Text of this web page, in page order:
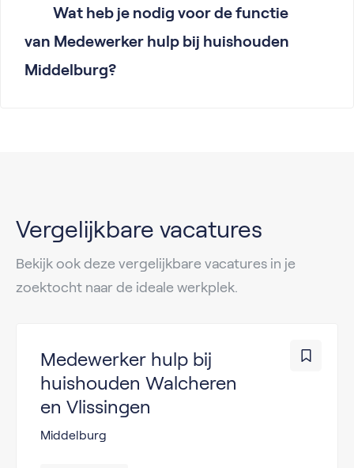
Wat heb je nodig voor de functie
van Medewerker hulp bij huishouden
Middelburg?
Vergelijkbare vacatures
Bekijk ook deze vergelijkbare vacatures in je
zoektocht naar de ideale werkplek.
Medewerker hulp bij
huishouden Walcheren
en Vlissingen
Middelburg